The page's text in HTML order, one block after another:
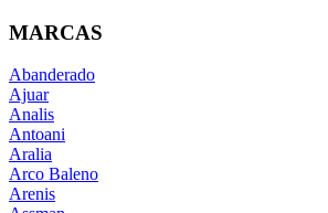
MARCAS
Abanderado
Ajuar
Analis
Antoani
Aralia
Arco Baleno
Arenis